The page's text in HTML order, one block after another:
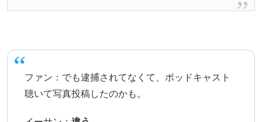
ファン：でも逮捕されてなくて、ポッドキャスト
聴いて写真投稿したのかも。